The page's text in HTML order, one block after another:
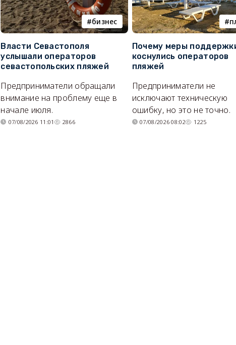
бизнес
Власти Севастополя
услышали операторов
севастопольских пляжей
Предприниматели обращали
внимание на проблему еще в
начале июля.
07/08/2026 11:01 2866
Почему меры
коснулись операторов
пляжей
Предприниматели не
исключают техническую
ошибку, но это не точно.
07/08/2026 08:02 1225